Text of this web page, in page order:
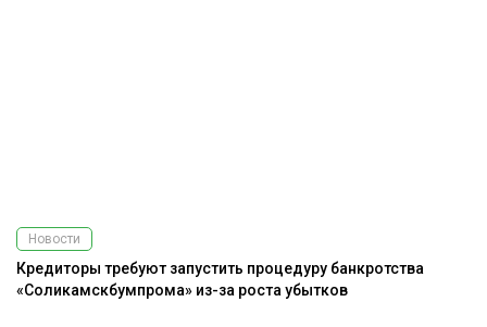
Новости
Кредиторы требуют запустить процедуру банкротства
«Соликамскбумпрома» из-за роста убытков